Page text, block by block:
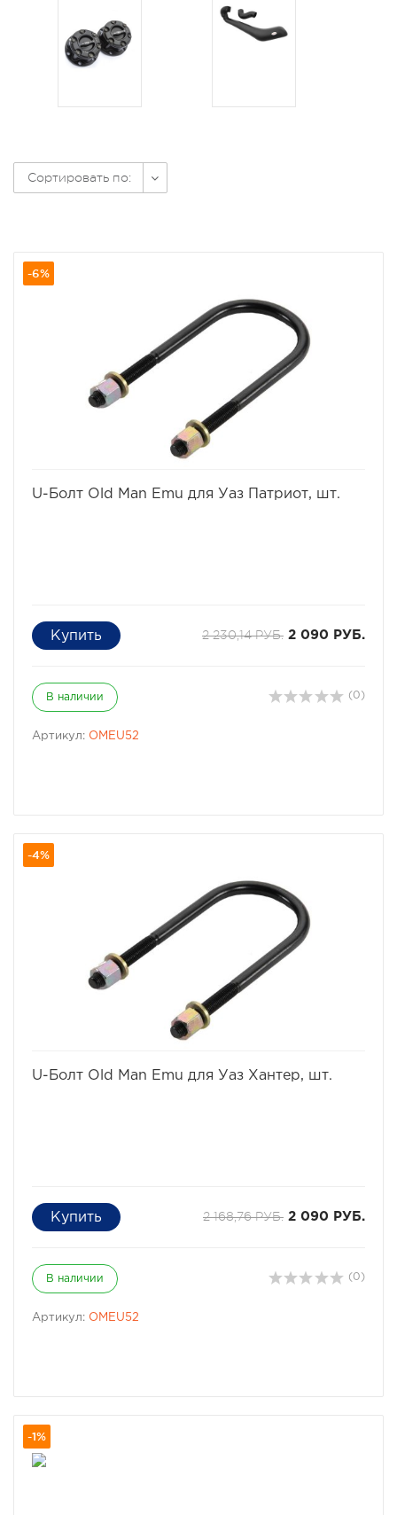
Сортировать по:
-6%
U-Болт Old Man Emu для Уаз Патриот, шт.
2 230,14 РУБ. 2 090 РУБ.
В наличии (0)
Артикул: OMEU52
-4%
U-Болт Old Man Emu для Уаз Хантер, шт.
2 168,76 РУБ. 2 090 РУБ.
В наличии (0)
Артикул: OMEU52
-1%